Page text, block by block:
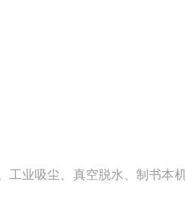
工业吸尘、真空脱水、制书本